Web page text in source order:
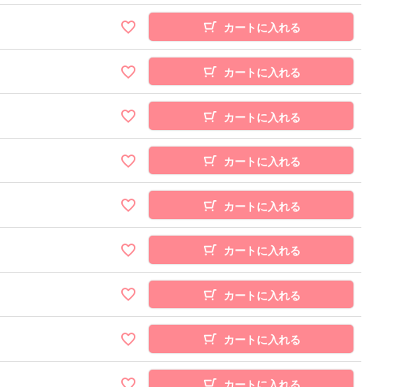
カートに入れる
カートに入れる
カートに入れる
カートに入れる
カートに入れる
カートに入れる
カートに入れる
カートに入れる